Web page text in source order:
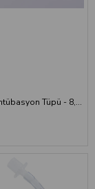
Bıçakcılar - Entübasyon Tüpü - 8,5 mm - Kaflı